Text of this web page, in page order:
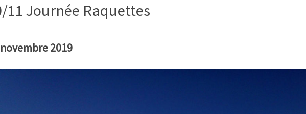
11 Journée Raquettes
2019